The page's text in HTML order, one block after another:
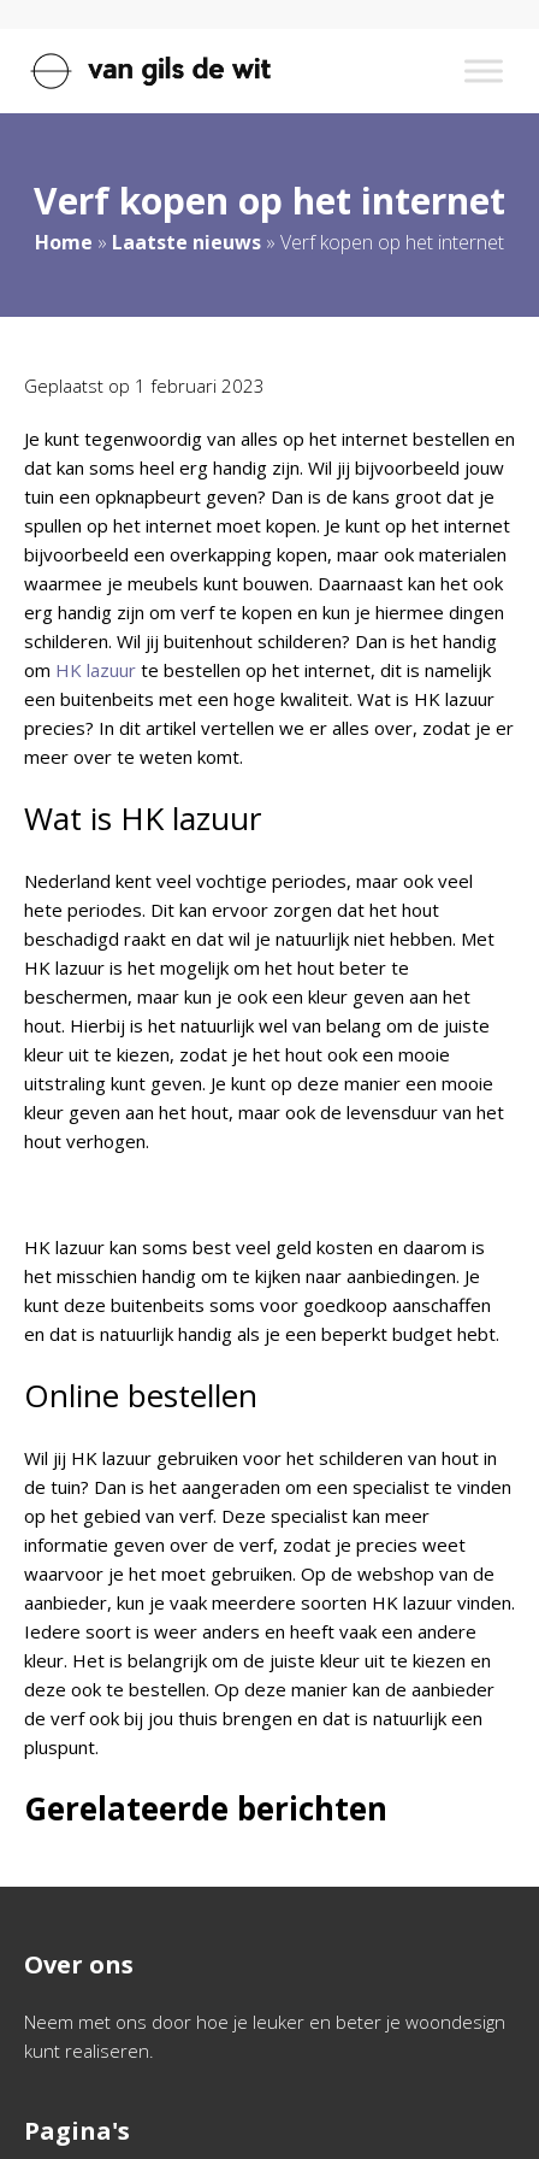
Verf kopen op het internet
Home » Laatste nieuws » Verf kopen op het internet
Geplaatst op 1 februari 2023
Je kunt tegenwoordig van alles op het internet bestellen en
dat kan soms heel erg handig zijn. Wil jij bijvoorbeeld jouw
tuin een opknapbeurt geven? Dan is de kans groot dat je
spullen op het internet moet kopen. Je kunt op het internet
bijvoorbeeld een overkapping kopen, maar ook materialen
waarmee je meubels kunt bouwen. Daarnaast kan het ook
erg handig zijn om verf te kopen en kun je hiermee dingen
schilderen. Wil jij buitenhout schilderen? Dan is het handig
om HK lazuur te bestellen op het internet, dit is namelijk
een buitenbeits met een hoge kwaliteit. Wat is HK lazuur
precies? In dit artikel vertellen we er alles over, zodat je er
meer over te weten komt.
Wat is HK lazuur
Nederland kent veel vochtige periodes, maar ook veel
hete periodes. Dit kan ervoor zorgen dat het hout
beschadigd raakt en dat wil je natuurlijk niet hebben. Met
HK lazuur is het mogelijk om het hout beter te
beschermen, maar kun je ook een kleur geven aan het
hout. Hierbij is het natuurlijk wel van belang om de juiste
kleur uit te kiezen, zodat je het hout ook een mooie
uitstraling kunt geven. Je kunt op deze manier een mooie
kleur geven aan het hout, maar ook de levensduur van het
hout verhogen.
HK lazuur kan soms best veel geld kosten en daarom is
het misschien handig om te kijken naar aanbiedingen. Je
kunt deze buitenbeits soms voor goedkoop aanschaffen
en dat is natuurlijk handig als je een beperkt budget hebt.
Online bestellen
Wil jij HK lazuur gebruiken voor het schilderen van hout in
de tuin? Dan is het aangeraden om een specialist te vinden
op het gebied van verf. Deze specialist kan meer
informatie geven over de verf, zodat je precies weet
waarvoor je het moet gebruiken. Op de webshop van de
aanbieder, kun je vaak meerdere soorten HK lazuur vinden.
Iedere soort is weer anders en heeft vaak een andere
kleur. Het is belangrijk om de juiste kleur uit te kiezen en
deze ook te bestellen. Op deze manier kan de aanbieder
de verf ook bij jou thuis brengen en dat is natuurlijk een
pluspunt.
Gerelateerde berichten
Over ons
Neem met ons door hoe je leuker en beter je woondesign
kunt realiseren.
Pagina's